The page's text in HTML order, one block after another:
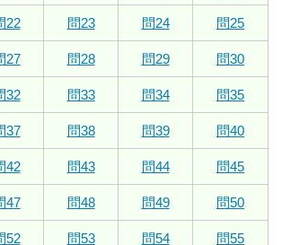
22 問23 問24 問25
27 問28 問29 問30
32 問33 問34 問35
37 問38 問39 問40
42 問43 問44 問45
47 問48 問49 問50
52 問53 問54 問55